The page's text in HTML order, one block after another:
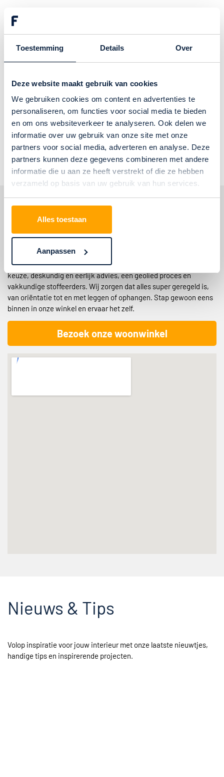
Toestemming Details Over
Deze website maakt gebruik van cookies
We gebruiken cookies om content en advertenties te
personaliseren, om functies voor social media te bieden
en om ons websiteverkeer te analyseren. Ook delen we
informatie over uw gebruik van onze site met onze
partners voor social media, adverteren en analyse. Deze
partners kunnen deze gegevens combineren met andere
informatie die u aan ze heeft verstrekt of die ze hebben
verzameld op basis van uw gebruik van hun services.
Alles toestaan
Aanpassen
Vanaf € 59,95 per m 2
Bekijk alle acties
Over Floorsee
Welkom in onze Floorsee woonwinkel in Zwolle. Wij leggen jouw
perfecte vloer en laten jouw ramen ‘shinen’ met onze
raamdecoratie. Wat je woonsituatie, interieur en budget ook is,
bij ons kun je rekenen op: topkwaliteit producten, veel en ruime
keuze, deskundig en eerlijk advies, een geolied proces en
vakkundige stoffeerders. Wij zorgen dat alles super geregeld is,
van oriëntatie tot en met leggen of ophangen. Stap gewoon eens
binnen in onze winkel en ervaar het zelf.
Bezoek onze woonwinkel
Nieuws & Tips
Volop inspiratie voor jouw interieur met onze laatste nieuwtjes,
handige tips en inspirerende projecten.